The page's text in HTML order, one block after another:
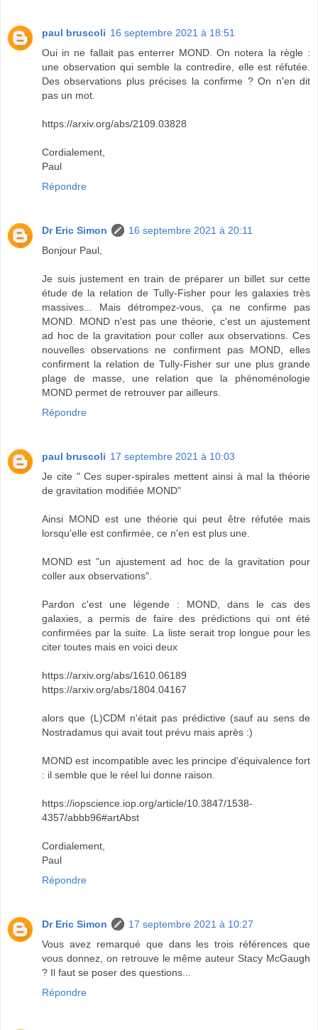
paul bruscoli 16 septembre 2021 à 18:51
Oui in ne fallait pas enterrer MOND. On notera la règle :
une observation qui semble la contredire, elle est réfutée.
Des observations plus précises la confirme ? On n'en dit
pas un mot.
https://arxiv.org/abs/2109.03828
Cordialement,
Paul
Répondre
Dr Eric Simon
16 septembre 2021 à 20:11
Bonjour Paul,
Je suis justement en train de préparer un billet sur cette
étude de la relation de Tully-Fisher pour les galaxies très
massives... Mais détrompez-vous, ça ne confirme pas
MOND. MOND n'est pas une théorie, c'est un ajustement
ad hoc de la gravitation pour coller aux observations. Ces
nouvelles observations ne confirment pas MOND, elles
confirment la relation de Tully-Fisher sur une plus grande
plage de masse, une relation que la phénoménologie
MOND permet de retrouver par ailleurs.
Répondre
paul bruscoli 17 septembre 2021 à 10:03
Je cite " Ces super-spirales mettent ainsi à mal la théorie
de gravitation modifiée MOND"
Ainsi MOND est une théorie qui peut être réfutée mais
lorsqu'elle est confirmée, ce n'en est plus une.
MOND est "un ajustement ad hoc de la gravitation pour
coller aux observations".
Pardon c'est une légende : MOND, dans le cas des
galaxies, a permis de faire des prédictions qui ont été
confirmées par la suite. La liste serait trop longue pour les
citer toutes mais en voici deux
https://arxiv.org/abs/1610.06189
https://arxiv.org/abs/1804.04167
alors que (L)CDM n'était pas prédictive (sauf au sens de
Nostradamus qui avait tout prévu mais après :)
MOND est incompatible avec les principe d'équivalence fort
: il semble que le réel lui donne raison.
https://iopscience.iop.org/article/10.3847/1538-
4357/abbb96#artAbst
Cordialement,
Paul
Répondre
Dr Eric Simon
17 septembre 2021 à 10:27
Vous avez remarqué que dans les trois références que
vous donnez, on retrouve le même auteur Stacy McGaugh
? Il faut se poser des questions...
Répondre